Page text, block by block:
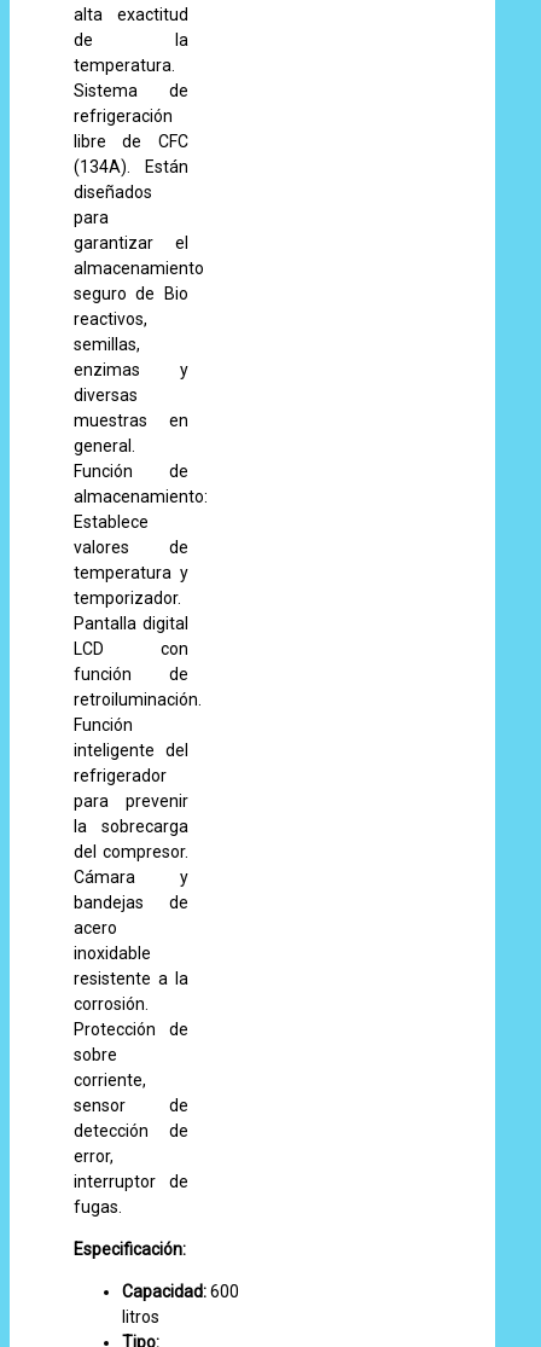
alta exactitud
de la
temperatura.
Sistema de
refrigeración
libre de CFC
(134A). Están
diseñados
para
garantizar el
almacenamiento
seguro de Bio
reactivos,
semillas,
enzimas y
diversas
muestras en
general.
Función de
almacenamiento:
Establece
valores de
temperatura y
temporizador.
Pantalla digital
LCD con
función de
retroiluminación.
Función
inteligente del
refrigerador
para prevenir
la sobrecarga
del compresor.
Cámara y
bandejas de
acero
inoxidable
resistente a la
corrosión.
Protección de
sobre
corriente,
sensor de
detección de
error,
interruptor de
fugas.
Especificación:
Capacidad:600
litros
Tipo: